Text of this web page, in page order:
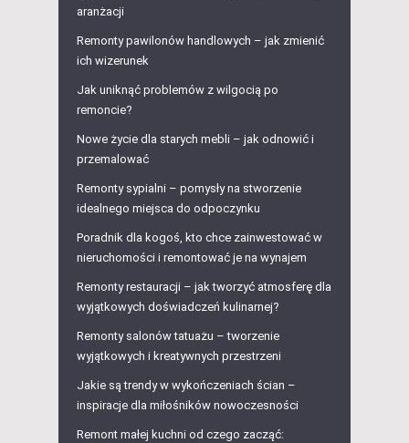
aranżacji
Remonty pawilonów handlowych – jak zmienić
ich wizerunek
Jak uniknąć problemów z wilgocią po
remoncie?
Nowe życie dla starych mebli – jak odnowić i
przemalować
Remonty sypialni – pomysły na stworzenie
idealnego miejsca do odpoczynku
Poradnik dla kogoś, kto chce zainwestować w
nieruchomości i remontować je na wynajem
Remonty restauracji – jak tworzyć atmosferę dla
wyjątkowych doświadczeń kulinarnej?
Remonty salonów tatuażu – tworzenie
wyjątkowych i kreatywnych przestrzeni
Jakie są trendy w wykończeniach ścian –
inspiracje dla miłośników nowoczesności
Remont małej kuchni od czego zacząć: